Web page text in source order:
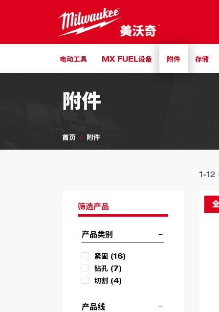
电动工具 MX FUEL设备 附件 存储
附件
首页 / 附件
筛选产品
产品类别
紧固 (16)
钻孔 (7)
切割 (4)
产品线
1-12